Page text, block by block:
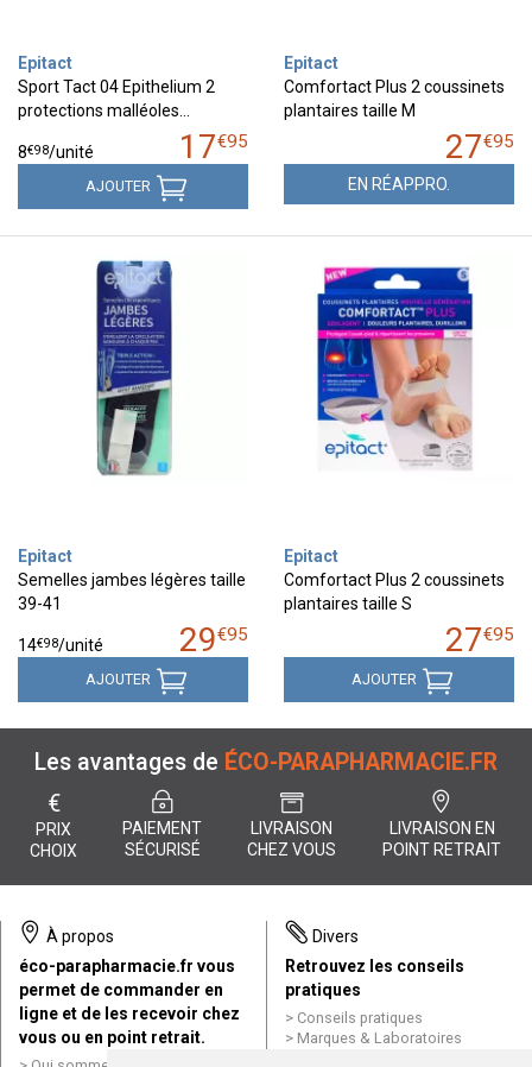
Epitact
Sport Tact 04 Epithelium 2
protections malléoles…
17€95
8€98/unité
AJOUTER
Epitact
Comfortact Plus 2 coussinets
plantaires taille M
27€95
EN RÉAPPRO.
Epitact
Semelles jambes légères taille
39-41
29€95
14€98/unité
AJOUTER
Epitact
Comfortact Plus 2 coussinets
plantaires taille S
27€95
AJOUTER
Les avantages de ÉCO-PARAPHARMACIE.FR
€
PRIX
CHOIX
PAIEMENT
SÉCURISÉ
LIVRAISON
CHEZ VOUS
LIVRAISON EN
POINT RETRAIT
À propos
éco-parapharmacie.fr vous
permet de commander en
ligne et de les recevoir chez
vous ou en point retrait.
Divers
Retrouvez les conseils
pratiques
Conseils pratiques
Marques & Laboratoires